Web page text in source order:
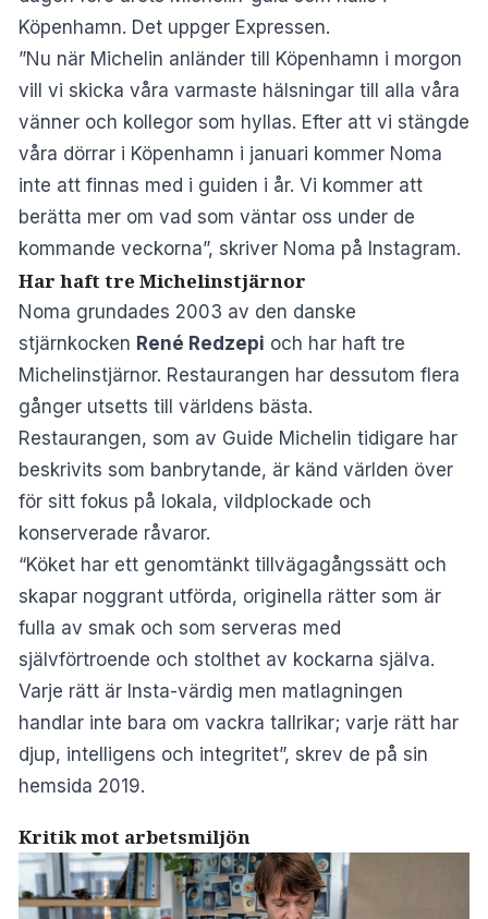
Köpenhamn. Det uppger Expressen.
”Nu när Michelin anländer till Köpenhamn i morgon
vill vi skicka våra varmaste hälsningar till alla våra
vänner och kollegor som hyllas. Efter att vi stängde
våra dörrar i Köpenhamn i januari kommer Noma
inte att finnas med i guiden i år. Vi kommer att
berätta mer om vad som väntar oss under de
kommande veckorna”, skriver Noma på Instagram.
Har haft tre Michelinstjärnor
Noma grundades 2003 av den danske
stjärnkocken René Redzepi och har haft tre
Michelinstjärnor. Restaurangen har dessutom flera
gånger utsetts till världens bästa.
Restaurangen, som av Guide Michelin tidigare har
beskrivits som banbrytande, är känd världen över
för sitt fokus på lokala, vildplockade och
konserverade råvaror.
“Köket har ett genomtänkt tillvägagångssätt och
skapar noggrant utförda, originella rätter som är
fulla av smak och som serveras med
självförtroende och stolthet av kockarna själva.
Varje rätt är Insta-värdig men matlagningen
handlar inte bara om vackra tallrikar; varje rätt har
djup, intelligens och integritet”, skrev de på sin
hemsida 2019.
Kritik mot arbetsmiljön